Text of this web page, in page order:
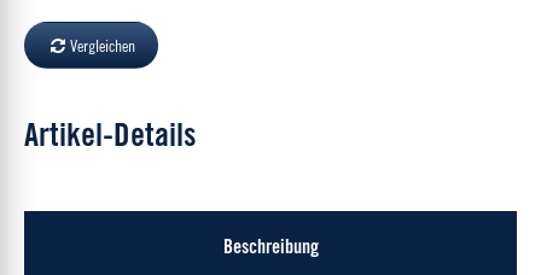
Vergleichen
Artikel-Details
Beschreibung